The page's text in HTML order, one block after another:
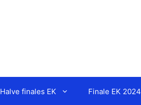
Halve finales EK Finale EK 2024